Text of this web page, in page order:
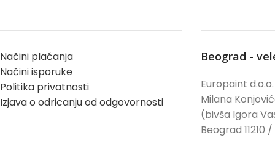
Načini plaćanja
Načini isporuke
Politika privatnosti
Izjava o odricanju od odgovornosti
Beograd -
Europaint d.o.o.
Milana
(bivša Igora
Beograd 11210